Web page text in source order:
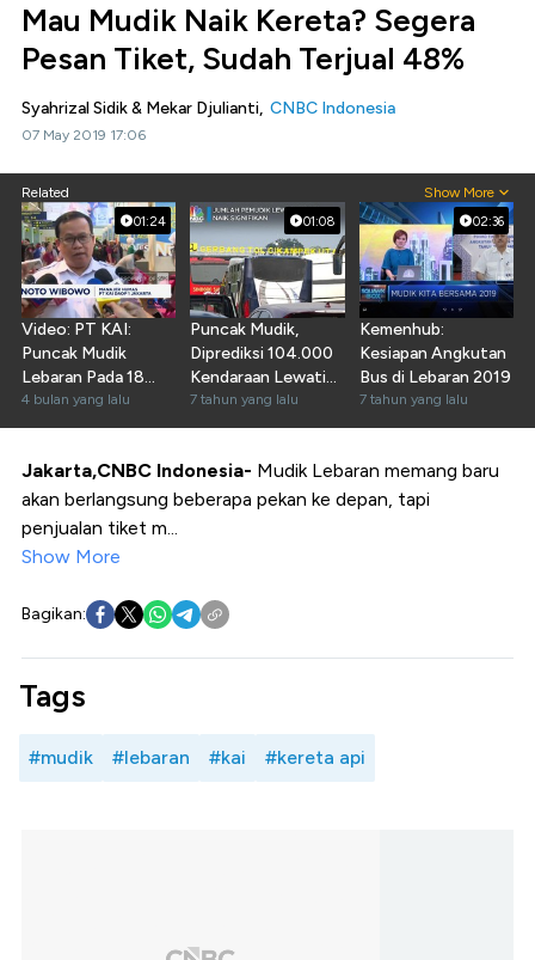
Mau Mudik Naik Kereta? Segera
Pesan Tiket, Sudah Terjual 48%
Syahrizal Sidik & Mekar Djulianti, CNBC Indonesia
07 May 2019 17:06
Related Show More
01:24
Video: PT KAI:
Puncak Mudik
Lebaran Pada 18
Maret 2026
4 bulan yang lalu
01:08
Puncak Mudik,
Diprediksi 104.000
Kendaraan Lewati
Cikarut
7 tahun yang lalu
02:36
Kemenhub:
Kesiapan Angkutan
Bus di Lebaran 2019
7 tahun yang lalu
Jakarta,CNBC Indonesia- Mudik Lebaran memang baru
akan berlangsung beberapa pekan ke depan, tapi
penjualan tiket m...
Show More
Bagikan:
Tags
#mudik #lebaran #kai #kereta api